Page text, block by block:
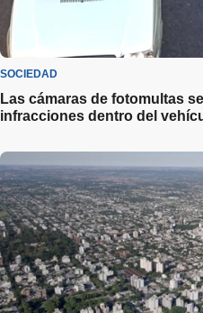
SOCIEDAD
Las cámaras de fotomultas
infracciones dentro del